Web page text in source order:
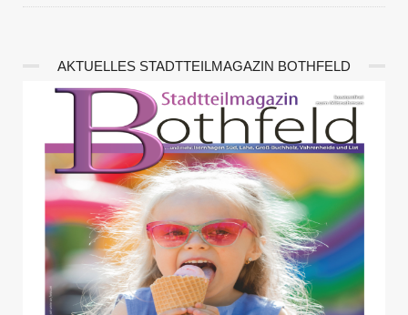
AKTUELLES STADTTEILMAGAZIN BOTHFELD